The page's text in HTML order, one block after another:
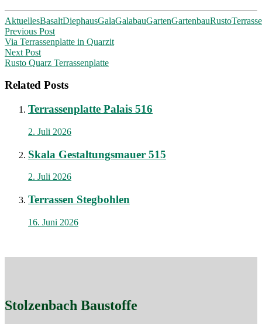
AktuellesBasaltDiephausGalaGalabauGartenGartenbauRusto
Post
navigation
Previous Post
Via Terrassenplatte in Quarzit
Next Post
Rusto Quarz Terrassenplatte
Related Posts
Terrassenplatte Palais 516
2. Juli 2026
Skala Gestaltungsmauer 515
2. Juli 2026
Terrassen Stegbohlen
16. Juni 2026
Stolzenbach Baustoffe